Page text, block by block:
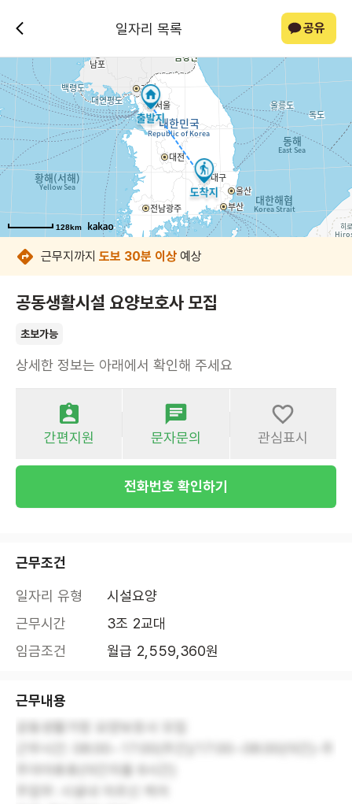
일자리 목록 공유
128km
128km
128km
128km
128km
128km
128km
128km
근무지까지 도보 30분 이상 예상
공동생활시설 요양보호사 모집
초보가능
상세한 정보는 아래에서 확인해 주세요
간편지원 문자문의 관심표시
전화번호 확인하기
근무조건
일자리 유형
시설요양
근무시간
3조 2교대
임금조건
월급 2,559,360원
근무내용